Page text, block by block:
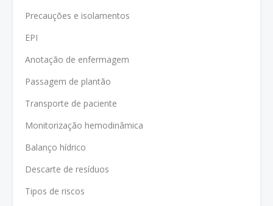
Precauções e isolamentos
EPI
Anotação de enfermagem
Passagem de plantão
Transporte de paciente
Monitorização hemodinâmica
Balanço hídrico
Descarte de resíduos
Tipos de riscos